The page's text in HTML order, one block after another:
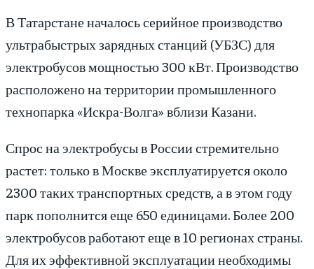
В Татарстане началось серийное производство
ультрабыстрых зарядных станций (УБЗС) для
электробусов мощностью 300 кВт. Производство
расположено на территории промышленного
технопарка «Искра-Волга» вблизи Казани.
Спрос на электробусы в России стремительно
растет: только в Москве эксплуатируется около
2300 таких транспортных средств, а в этом году
парк пополнится еще 650 единицами. Более 200
электробусов работают еще в 10 регионах страны.
Для их эффективной эксплуатации необходимы